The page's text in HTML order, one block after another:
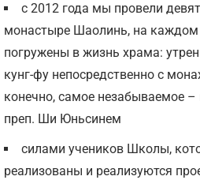
с 2012 года мы провели
монастыре Шаолинь, на каждом
погружены в жизнь храма:
кунг-фу непосредственно с
конечно, самое незабываемое
преп. Ши Юньсинем
силами учеников Школы,
реализованы и реализуются